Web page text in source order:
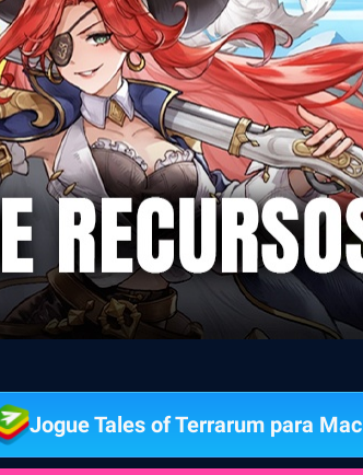
Jogue Tales of Terrarum para Mac